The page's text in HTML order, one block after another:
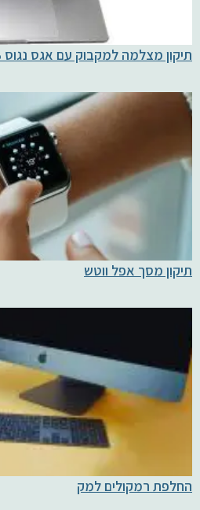
תיקון מצלמה למקבוק עם אגס נגוס 100% לקוחות מרוצים!
תיקון מסך אפל ווטש
החלפת רמקולים למק